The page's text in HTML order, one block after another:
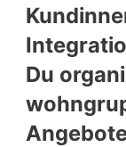
Du